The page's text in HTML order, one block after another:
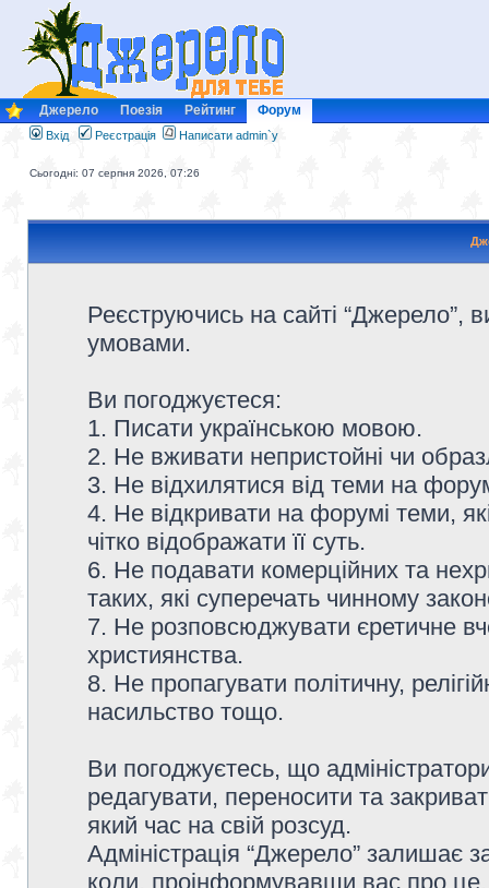
Джерело Поезія Рейтинг Форум
Вхід Реєстрація Написати admin`у
Сьогодні: 07 серпня 2026, 07:26
Реєструючись на сайті “Джерело”,
умовами.
Ви погоджуєтеся:
1. Писати українською мовою.
2. Не вживати непристойні чи
3. Не відхилятися від теми на
4. Не відкривати на форумі теми,
чітко відображати її суть.
6. Не подавати комерційних та
таких, які суперечать чинному
7. Не розповсюджувати єретичне
християнства.
8. Не пропагувати політичну,
насильство тощо.
Ви погоджуєтесь, що
редагувати, переносити та
який час на свій розсуд.
Адміністрація “Джерело” залишає
коли, проінформувавши вас про